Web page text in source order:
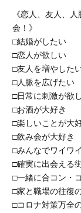
《恋人、友人、
会！》
□結婚がしたい
□恋人が欲しい
□友人を増やした
□人脈を広げたい
□日常に刺激が欲
□お酒が大好き
□楽しいことが大
□飲み会が大好き
□みんなでワイワ
□確実に出会える
□一緒に合コン・
□家と職場の往復
□コロナ対策万全